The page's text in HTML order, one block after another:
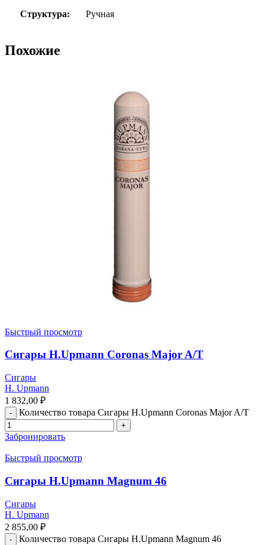
Структура: Ручная
Похожие
Быстрый просмотр
Сигары H.Upmann Coronas Major A/T
Сигары
H. Upmann
1 832,00 ₽
Количество товара Сигары H.Upmann Coronas Major A/T
Забронировать
Быстрый просмотр
Сигары H.Upmann Magnum 46
Сигары
H. Upmann
2 855,00 ₽
Количество товара Сигары H.Upmann Magnum 46